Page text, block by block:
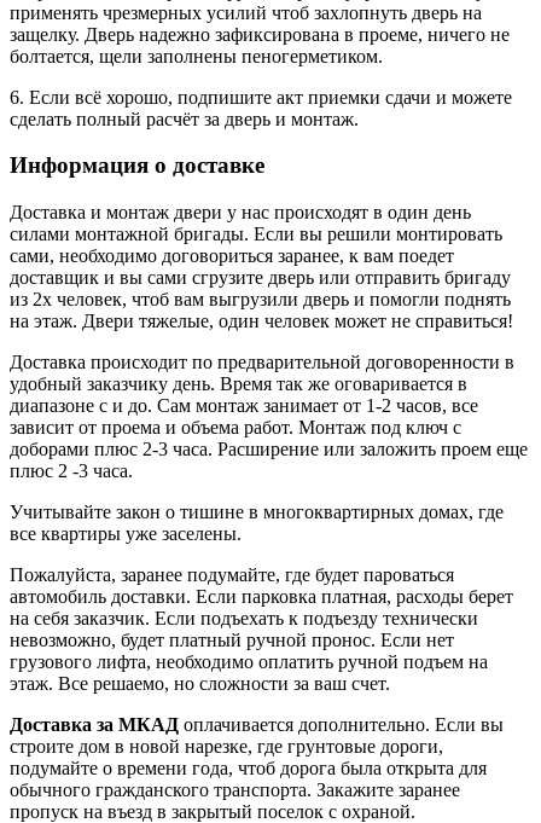
применять чрезмерных усилий чтоб захлопнуть дверь на
защелку. Дверь надежно зафиксирована в проеме, ничего не
болтается, щели заполнены пеногерметиком.
6. Если всё хорошо, подпишите акт приемки сдачи и можете
сделать полный расчёт за дверь и монтаж.
Информация о доставке
Доставка и монтаж двери у нас происходят в один день
силами монтажной бригады. Если вы решили монтировать
сами, необходимо договориться заранее, к вам поедет
доставщик и вы сами сгрузите дверь или отправить бригаду
из 2х человек, чтоб вам выгрузили дверь и помогли поднять
на этаж. Двери тяжелые, один человек может не справиться!
Доставка происходит по предварительной договоренности в
удобный заказчику день. Время так же оговаривается в
диапазоне с и до. Сам монтаж занимает от 1-2 часов, все
зависит от проема и объема работ. Монтаж под ключ с
доборами плюс 2-3 часа. Расширение или заложить проем еще
плюс 2 -3 часа.
Учитывайте закон о тишине в многоквартирных домах, где
все квартиры уже заселены.
Пожалуйста, заранее подумайте, где будет пароваться
автомобиль доставки. Если парковка платная, расходы берет
на себя заказчик. Если подъехать к подъезду технически
невозможно, будет платный ручной пронос. Если нет
грузового лифта, необходимо оплатить ручной подъем на
этаж. Все решаемо, но сложности за ваш счет.
Доставка за МКАД оплачивается дополнительно. Если вы
строите дом в новой нарезке, где грунтовые дороги,
подумайте о времени года, чтоб дорога была открыта для
обычного гражданского транспорта. Закажите заранее
пропуск на въезд в закрытый поселок с охраной.